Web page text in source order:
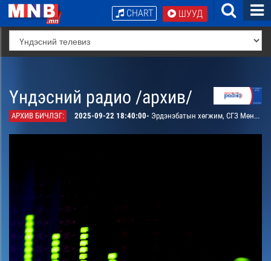
ШУУД
CHART
Үндэсний радио /архив/
АРХИВ БИЧЛЭГ: 2025-09-22 18:40:00- Эрдэнэбатын хөгжим, СГЗ Мөнхцэцэгийн шүлэг “Нүүдэл алс” дуу